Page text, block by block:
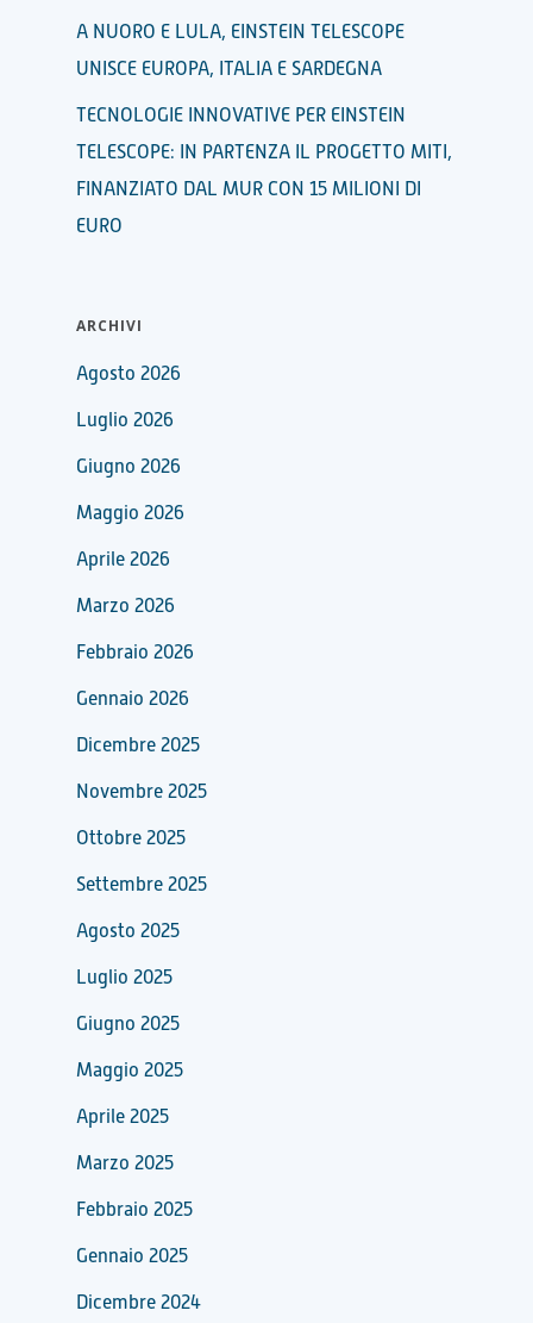
A NUORO E LULA, EINSTEIN TELESCOPE
UNISCE EUROPA, ITALIA E SARDEGNA
TECNOLOGIE INNOVATIVE PER EINSTEIN
TELESCOPE: IN PARTENZA IL PROGETTO MITI,
FINANZIATO DAL MUR CON 15 MILIONI DI
EURO
ARCHIVI
Agosto 2026
Luglio 2026
Giugno 2026
Maggio 2026
Aprile 2026
Marzo 2026
Febbraio 2026
Gennaio 2026
Dicembre 2025
Novembre 2025
Ottobre 2025
Settembre 2025
Agosto 2025
Luglio 2025
Giugno 2025
Maggio 2025
Aprile 2025
Marzo 2025
Febbraio 2025
Gennaio 2025
Dicembre 2024